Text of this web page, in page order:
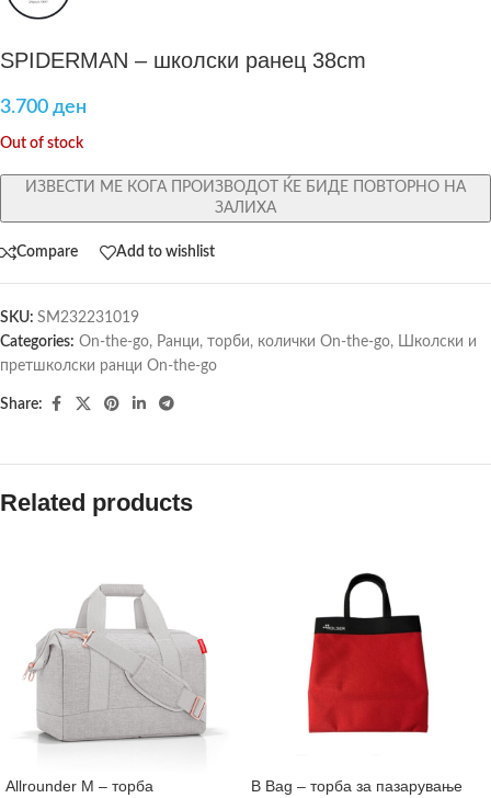
SPIDERMAN – школски ранец 38cm
3.700 ден
Out of stock
ИЗВЕСТИ МЕ КОГА ПРОИЗВОДОТ ЌЕ БИДЕ ПОВТОРНО НА
ЗАЛИХА
Compare Add to wishlist
SKU: SM232231019
Categories: On-the-go, Ранци, торби, колички On-the-go, Школски и
претшколски ранци On-the-go
Share:
Related products
Allrounder M – торба B Bag – торба за пазарување